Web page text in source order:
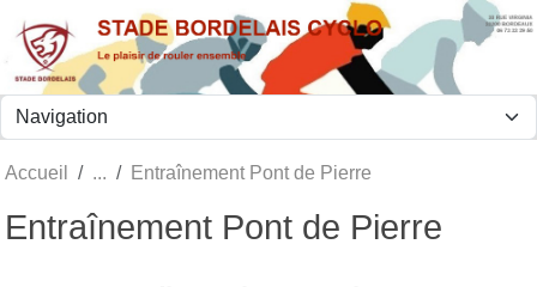
Accueil Entraînement Pont de Pierre
Entraînement Pont de Pierre
Panneau de gestion des cookies